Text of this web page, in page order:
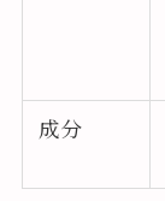
成分